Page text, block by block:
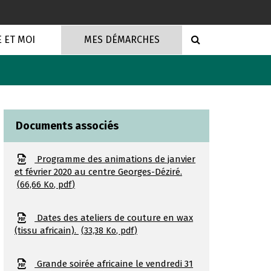
ET MOI MES DÉMARCHES
Documents associés
Programme des animations de janvier
et février 2020 au centre Georges-Déziré.
66,66 Ko, pdf
Dates des ateliers de couture en wax
(tissu africain).
33,38 Ko, pdf
Grande soirée africaine le vendredi 31